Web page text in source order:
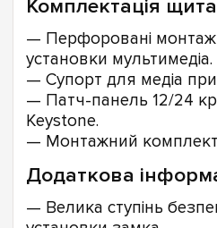
Комплектація
— Перфоровані
установки мультимедіа.
— Супорт для медіа
— Патч-панель 12/24
Keystone.
— Монтажний
Додаткова
— Велика ступінь